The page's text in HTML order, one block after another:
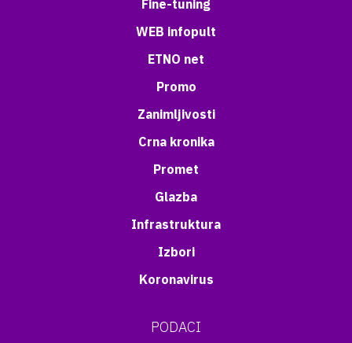
Fine-tuning
WEB infopult
ETNO net
Promo
Zanimljivosti
Crna kronika
Promet
Glazba
Infrastruktura
Izbori
Koronavirus
PODACI